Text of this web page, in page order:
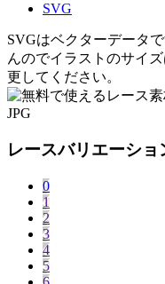
SVG
SVGはベクターデータ
んのでイラストのサイ
更してください。
JPG
レースバリエーショ
0
1
2
3
4
5